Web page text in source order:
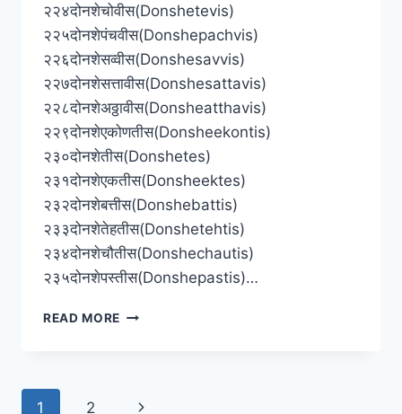
२२४दोनशेचोवीस(Donshetevis)
२२५दोनशेपंचवीस(Donshepachvis)
२२६दोनशेसव्वीस(Donshesavvis)
२२७दोनशेसत्तावीस(Donshesattavis)
२२८दोनशेअठ्ठावीस(Donsheatthavis)
२२९दोनशेएकोणतीस(Donsheekontis)
२३०दोनशेतीस(Donshetes)
२३१दोनशेएकतीस(Donsheektes)
२३२दोनशेबत्तीस(Donshebattis)
२३३दोनशेतेहतीस(Donshetehtis)
२३४दोनशेचौतीस(Donshechautis)
२३५दोनशेपस्तीस(Donshepastis)…
READ MORE [२०१
इंग्रजी
Page
1 2 Next